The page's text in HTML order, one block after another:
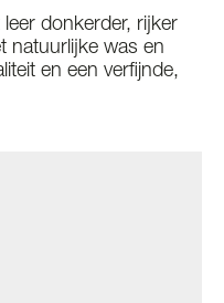
donkerder, rijker
natuurlijke was en
en een verfijnde,